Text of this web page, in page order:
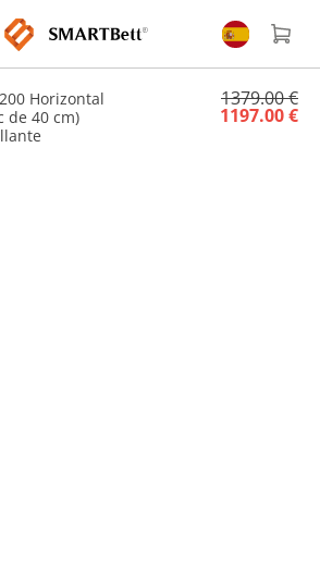
160x200 Horizontal (Profundidad Classic de 40 cm)
Horizontal
de 40 cm)
1379.00 €
1197.00 €